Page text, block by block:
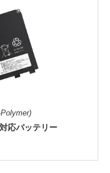
応バッテリー